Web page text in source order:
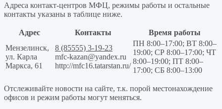
Адреса контакт-центров МФЦ, режимы работы и остальные
контакты указаны в таблице ниже.
Адрес Контакты
Время работы
Мензелинск,
ул. Карла
Маркса, 61
8 (85555) 3-19-23
mfc-kazan@yandex.ru
http://mfc16.tatarstan.ru/
ПН 8:00–17:00; ВТ 8:00–
19:00; СР 8:00–17:00; ЧТ
8:00–19:00; ПТ 8:00–
17:00; СБ 8:00–13:00
Отслеживайте новости на сайте, т.к. порой местонахождение
офисов и режим работы могут меняться.